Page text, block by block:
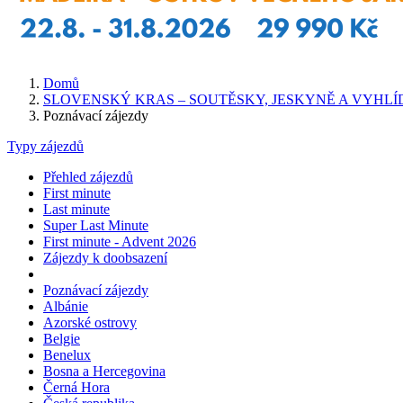
Domů
SLOVENSKÝ KRAS – SOUTĚSKY, JESKYNĚ A
Poznávací zájezdy
Typy zájezdů
Přehled zájezdů
First minute
Last minute
Super Last Minute
First minute - Advent 2026
Zájezdy k doobsazení
Poznávací zájezdy
Albánie
Azorské ostrovy
Belgie
Benelux
Bosna a Hercegovina
Černá Hora